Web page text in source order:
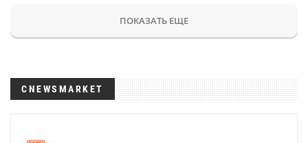
ПОКАЗАТЬ ЕЩЕ
CNEWSMARKET